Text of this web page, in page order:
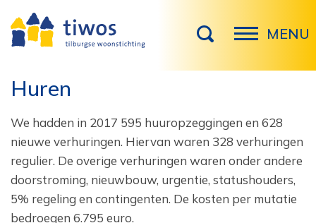
MENU
Huren
We hadden in 2017 595 huuropzeggingen en 628
nieuwe verhuringen. Hiervan waren 328 verhuringen
regulier. De overige verhuringen waren onder andere
doorstroming, nieuwbouw, urgentie, statushouders,
5% regeling en contingenten. De kosten per mutatie
bedroegen 6.795 euro.